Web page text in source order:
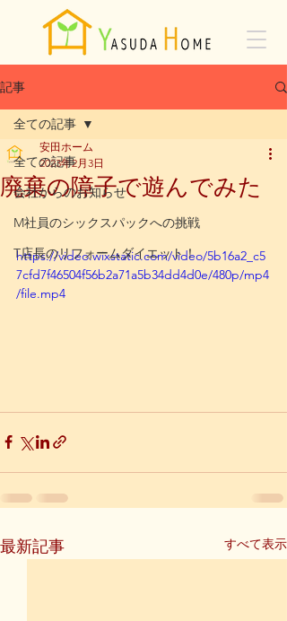
記事
全ての記事
会社からのお知らせ
M社員のシックスパックへの挑戦
T店長のリフォームダイエット！
全ての記事
廃棄の障子で遊んでみた
安田ホーム
2023年2月3日
https://video.wixstatic.com/video/5b16a2_c5
7cfd7f46504f56b2a71a5b34dd4d0e/480p/mp4
/file.mp4
最新記事 すべて表示